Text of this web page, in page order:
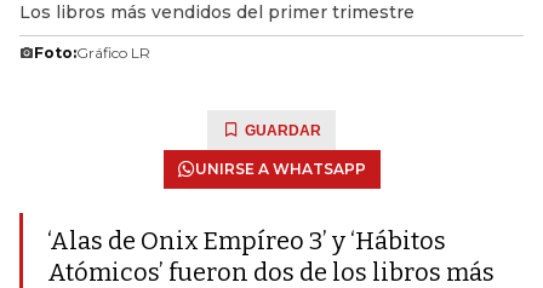
Los libros más vendidos del primer trimestre
Foto:Gráfico LR
GUARDAR
UNIRSE A WHATSAPP
‘Alas de Onix Empíreo 3’ y ‘Hábitos
Atómicos’ fueron dos de los libros más